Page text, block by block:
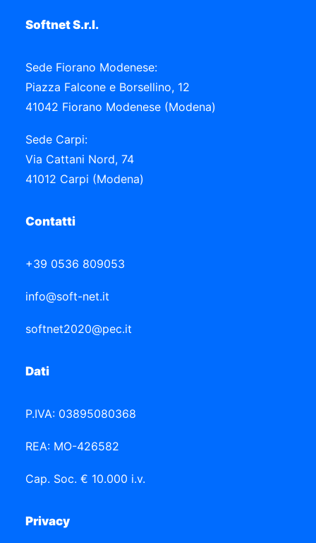
Softnet S.r.l.
Sede Fiorano Modenese:
Piazza Falcone e Borsellino, 12
41042 Fiorano Modenese (Modena)
Sede Carpi:
Via Cattani Nord, 74
41012 Carpi (Modena)
Contatti
+39 0536 809053
info@soft-net.it
softnet2020@pec.it
Dati
P.IVA: 03895080368
REA: MO-426582
Cap. Soc. € 10.000 i.v.
Privacy